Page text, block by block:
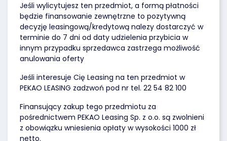
Jeśli wylicytujesz ten przedmiot, a formą płatności
będzie finansowanie zewnętrzne to pozytywną
decyzję leasingową/kredytową nalezy dostarczyć w
terminie do 7 dni od daty udzielenia przybicia w
innym przypadku sprzedawca zastrzega możliwość
anulowania oferty
Jeśli interesuje Cię Leasing na ten przedmiot w
PEKAO LEASING zadzwoń pod nr tel. 22 54 82 100
Finansujący zakup tego przedmiotu za
pośrednictwem PEKAO Leasing Sp. z o.o. są zwolnieni
z obowiązku wniesienia opłaty w wysokości 1000 zł
netto.